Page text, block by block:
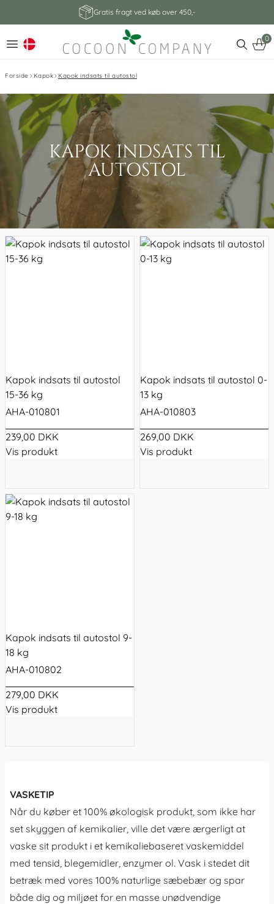
Gratis fragt ved køb over 450,-
0
Forside Kapok Kapok indsats til autostol
KAPOK INDSATS TIL
AUTOSTOL
Kapok indsats til autostol
15-36 kg
AHA-010801
239,00 DKK
Vis produkt
Kapok indsats til autostol 0-
13 kg
AHA-010803
269,00 DKK
Vis produkt
Kapok indsats til autostol 9-
18 kg
AHA-010802
279,00 DKK
Vis produkt
VASKETIP
Når du køber et 100% økologisk produkt, som ikke har
set skyggen af kemikalier, ville det være ærgerligt at
vaske sit produkt i et kemikaliebaseret vaskemiddel
med tensid, blegemidler, enzymer ol. Vask i stedet dit
betræk med vores 100% naturlige sæbebær og spar
både dig og miljøet for en masse unødvendige